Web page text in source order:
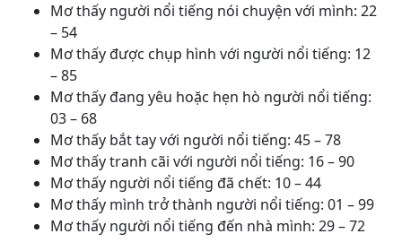
Mơ thấy người nổi tiếng nói chuyện với mình: 22
– 54
Mơ thấy được chụp hình với người nổi tiếng: 12
– 85
Mơ thấy đang yêu hoặc hẹn hò người nổi tiếng:
03 – 68
Mơ thấy bắt tay với người nổi tiếng: 45 – 78
Mơ thấy tranh cãi với người nổi tiếng: 16 – 90
Mơ thấy người nổi tiếng đã chết: 10 – 44
Mơ thấy mình trở thành người nổi tiếng: 01 – 99
Mơ thấy người nổi tiếng đến nhà mình: 29 – 72